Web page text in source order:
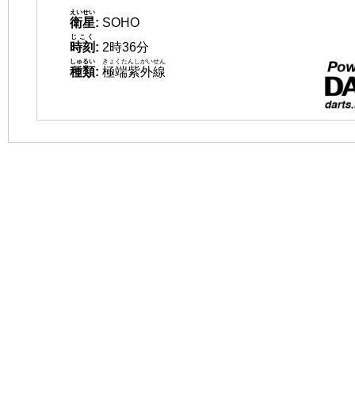
衛星
えいせい
: SOHO
時刻
じこく
: 2時36分
種類
しゅるい
: 極端紫外線
きょくたんしがいせん